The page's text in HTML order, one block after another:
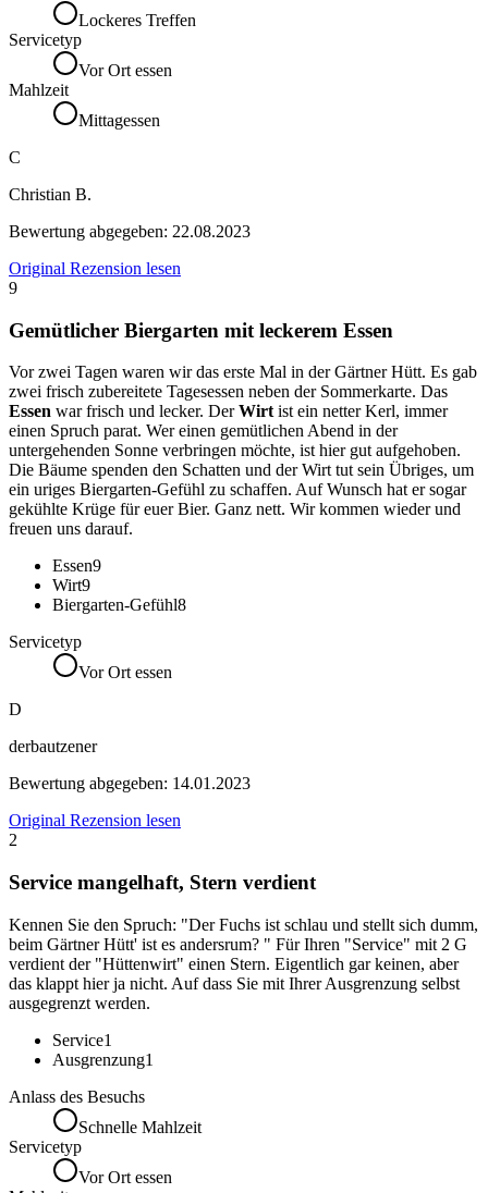
Lockeres Treffen
Servicetyp
Vor Ort essen
Mahlzeit
Mittagessen
C
Christian B.
Bewertung abgegeben: 22.08.2023
Original Rezension lesen
9
Gemütlicher Biergarten mit leckerem Essen
Vor zwei Tagen waren wir das erste Mal in der Gärtner Hütt. Es gab
zwei frisch zubereitete Tagesessen neben der Sommerkarte. Das
Essen war frisch und lecker. DerWirt ist ein netter Kerl, immer
einen Spruch parat. Wer einen gemütlichen Abend in der
untergehenden Sonne verbringen möchte, ist hier gut aufgehoben.
Die Bäume spenden den Schatten und der Wirt tut sein Übriges, um
ein uriges Biergarten-Gefühl zu schaffen. Auf Wunsch hat er sogar
gekühlte Krüge für euer Bier. Ganz nett. Wir kommen wieder und
freuen uns darauf.
Essen9
Wirt9
Biergarten-Gefühl8
Servicetyp
Vor Ort essen
D
derbautzener
Bewertung abgegeben: 14.01.2023
Original Rezension lesen
2
Service mangelhaft, Stern verdient
Kennen Sie den Spruch: "Der Fuchs ist schlau und stellt sich dumm,
beim Gärtner Hütt' ist es andersrum? " Für Ihren "Service" mit 2 G
verdient der "Hüttenwirt" einen Stern. Eigentlich gar keinen, aber
das klappt hier ja nicht. Auf dass Sie mit Ihrer Ausgrenzung selbst
ausgegrenzt werden.
Service1
Ausgrenzung1
Anlass des Besuchs
Schnelle Mahlzeit
Servicetyp
Vor Ort essen